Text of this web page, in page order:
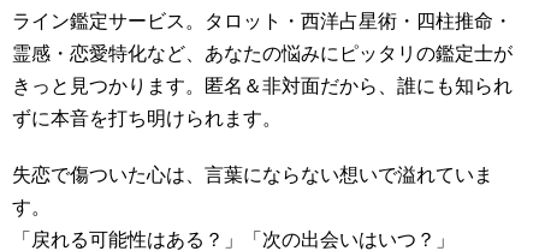
ライン鑑定サービス。タロット・西洋占星術・四柱推命・
霊感・恋愛特化など、あなたの悩みにピッタリの鑑定士が
きっと見つかります。匿名＆非対面だから、誰にも知られ
ずに本音を打ち明けられます。
失恋で傷ついた心は、言葉にならない想いで溢れていま
す。
「戻れる可能性はある？」「次の出会いはいつ？」